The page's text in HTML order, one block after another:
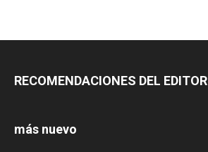
RECOMENDACIONES DEL EDITOR
más nuevo